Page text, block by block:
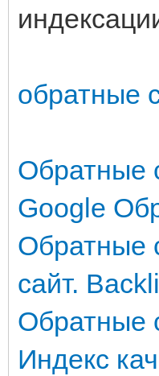
обратные
Обратные
Google
Обратные
сайт.
Обратные
Индекс